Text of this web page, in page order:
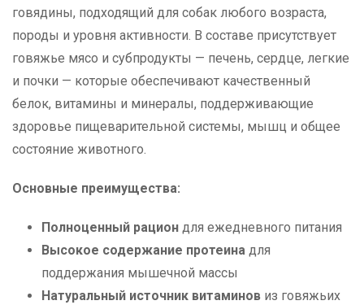
говядины, подходящий для собак любого возраста,
породы и уровня активности. В составе присутствует
говяжье мясо и субпродукты — печень, сердце, легкие
и почки — которые обеспечивают качественный
белок, витамины и минералы, поддерживающие
здоровье пищеварительной системы, мышц и общее
состояние животного.
Основные преимущества:
Полноценный рацион для ежедневного питания
Высокое содержание протеина для
поддержания мышечной массы
Натуральный источник витаминов из говяжьих